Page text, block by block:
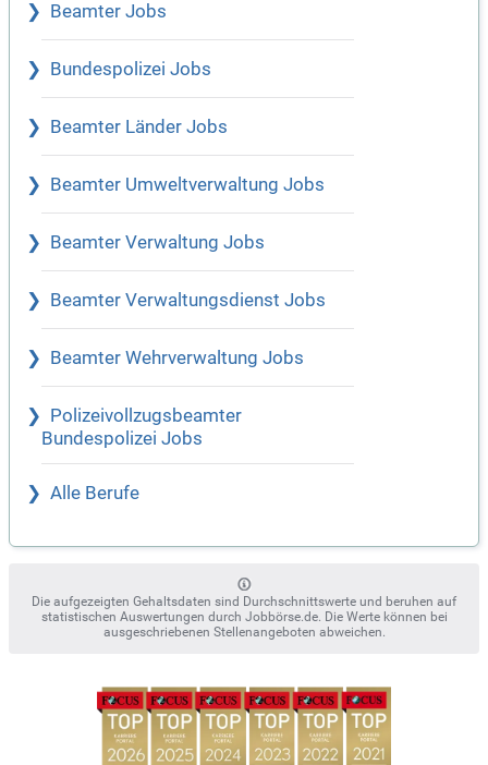
Beamter Jobs
Bundespolizei Jobs
Beamter Länder Jobs
Beamter Umweltverwaltung Jobs
Beamter Verwaltung Jobs
Beamter Verwaltungsdienst Jobs
Beamter Wehrverwaltung Jobs
Polizeivollzugsbeamter
Bundespolizei Jobs
Alle Berufe
Die aufgezeigten Gehaltsdaten sind Durchschnittswerte und beruhen auf
statistischen Auswertungen durch Jobbörse.de. Die Werte können bei
ausgeschriebenen Stellenangeboten abweichen.